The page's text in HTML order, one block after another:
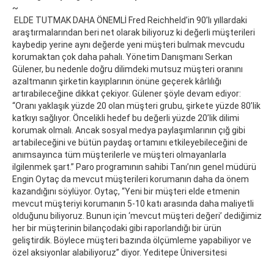
~
ELDE TUTMAK DAHA ÖNEMLİ Fred Reichheld’in 90’lı yıllardaki
araştırmalarından beri net olarak biliyoruz ki değerli müşterileri
kaybedip yerine aynı değerde yeni müşteri bulmak mevcudu
korumaktan çok daha pahalı. Yönetim Danışmanı Serkan
Gülener, bu nedenle doğru dilimdeki mutsuz müşteri oranını
azaltmanın şirketin kayıplarının önüne geçerek kârlılığı
artırabileceğine dikkat çekiyor. Gülener şöyle devam ediyor:
“Oranı yaklaşık yüzde 20 olan müşteri grubu, şirkete yüzde 80’lik
katkıyı sağlıyor. Öncelikli hedef bu değerli yüzde 20’lik dilimi
korumak olmalı. Ancak sosyal medya paylaşımlarının çığ gibi
artabileceğini ve bütün paydaş ortamını etkileyebileceğini de
anımsayınca tüm müşterilerle ve müşteri olmayanlarla
ilgilenmek şart.” Paro programının sahibi Tanı’nın genel müdürü
Engin Oytaç da mevcut müşterileri korumanın daha da önem
kazandığını söylüyor. Oytaç, “Yeni bir müşteri elde etmenin
mevcut müşteriyi korumanın 5-10 katı arasında daha maliyetli
olduğunu biliyoruz. Bunun için ‘mevcut müşteri değeri’ dediğimiz
her bir müşterinin bilançodaki gibi raporlandığı bir ürün
geliştirdik. Böylece müşteri bazında ölçümleme yapabiliyor ve
özel aksiyonlar alabiliyoruz” diyor. Yeditepe Üniversitesi